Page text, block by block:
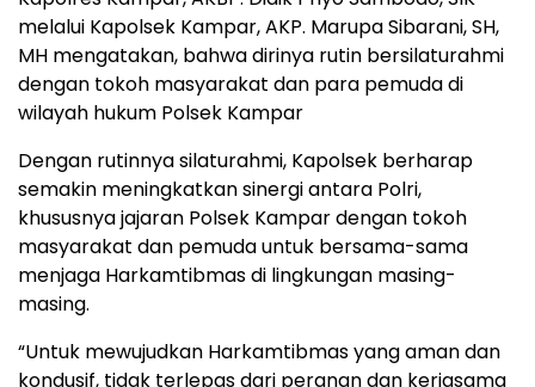
melalui Kapolsek Kampar, AKP. Marupa Sibarani, SH,
MH mengatakan, bahwa dirinya rutin bersilaturahmi
dengan tokoh masyarakat dan para pemuda di
wilayah hukum Polsek Kampar
Dengan rutinnya silaturahmi, Kapolsek berharap
semakin meningkatkan sinergi antara Polri,
khususnya jajaran Polsek Kampar dengan tokoh
masyarakat dan pemuda untuk bersama-sama
menjaga Harkamtibmas di lingkungan masing-
masing.
“Untuk mewujudkan Harkamtibmas yang aman dan
kondusif, tidak terlepas dari peranan dan kerjasama